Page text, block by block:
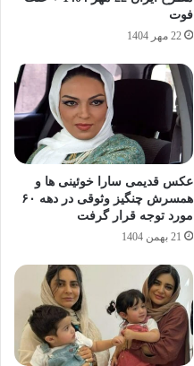
فوت
22 مهر 1404
عکس قدیمی سارا خوئینی‌ ها و
همسرش چنگیز وثوقی در دهه ۶۰
مورد توجه قرار گرفت
21 بهمن 1404